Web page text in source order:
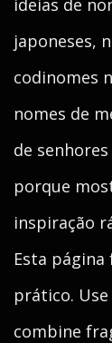
ideias de
japoneses,
codinomes
nomes de
de
porque
inspiração
Esta
prático.
combine